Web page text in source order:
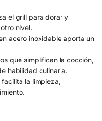
el grill para dorar y
nivel.
acero inoxidable aporta un
que simplifican la cocción,
habilidad culinaria.
facilita la limpieza,